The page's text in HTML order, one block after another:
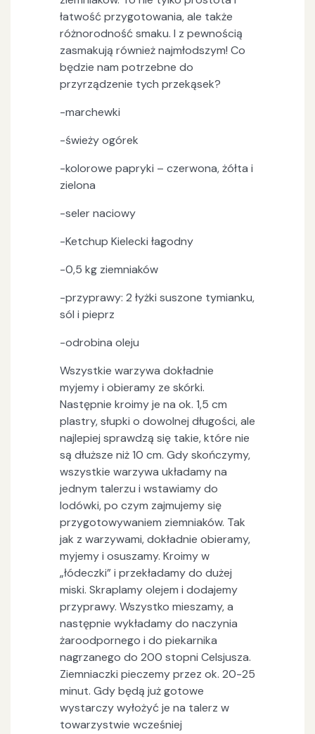
łatwość przygotowania, ale także
różnorodność smaku. I z pewnością
zasmakują również najmłodszym! Co
będzie nam potrzebne do
przyrządzenie tych przekąsek?
-marchewki
-świeży ogórek
-kolorowe papryki – czerwona, żółta i
zielona
-seler naciowy
-Ketchup Kielecki łagodny
-0,5 kg ziemniaków
-przyprawy: 2 łyżki suszone tymianku,
sól i pieprz
-odrobina oleju
Wszystkie warzywa dokładnie
myjemy i obieramy ze skórki.
Następnie kroimy je na ok. 1,5 cm
plastry, słupki o dowolnej długości, ale
najlepiej sprawdzą się takie, które nie
są dłuższe niż 10 cm. Gdy skończymy,
wszystkie warzywa układamy na
jednym talerzu i wstawiamy do
lodówki, po czym zajmujemy się
przygotowywaniem ziemniaków. Tak
jak z warzywami, dokładnie obieramy,
myjemy i osuszamy. Kroimy w
„łódeczki” i przekładamy do dużej
miski. Skraplamy olejem i dodajemy
przyprawy. Wszystko mieszamy, a
następnie wykładamy do naczynia
żaroodpornego i do piekarnika
nagrzanego do 200 stopni Celsjusza.
Ziemniaczki pieczemy przez ok. 20-25
minut. Gdy będą już gotowe
wystarczy wyłożyć je na talerz w
towarzystwie wcześniej